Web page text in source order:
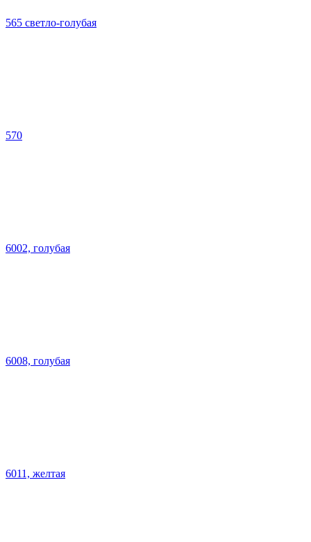
565 светло-голубая
570
6002, голубая
6008, голубая
6011, желтая